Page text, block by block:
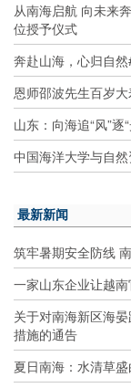
从南海启航 向未来
位授予仪式
奔赴山海，心归自
恩师邵波先生百岁
山东：向海追“风”逐
中国海洋大学与自
最新新闻
筑牢暑期安全防线
一家山东企业让越
关于对南海新区海
措施的通告
夏日南海：水清草